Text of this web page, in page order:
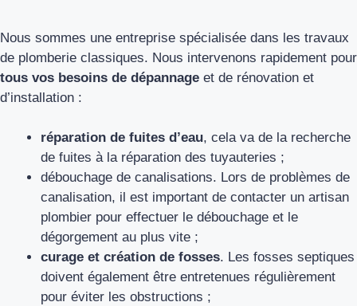
Nous sommes une entreprise spécialisée dans les travaux
de plomberie classiques. Nous intervenons rapidement pour
tous vos besoins de dépannage et de rénovation et
d’installation :
réparation de fuites d’eau, cela va de la recherche
de fuites à la réparation des tuyauteries ;
débouchage de canalisations. Lors de problèmes de
canalisation, il est important de contacter un artisan
plombier pour effectuer le débouchage et le
dégorgement au plus vite ;
curage et création de fosses. Les fosses septiques
doivent également être entretenues régulièrement
pour éviter les obstructions ;